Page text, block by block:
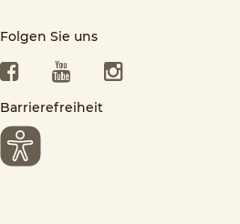
Folgen Sie uns
Facebook YouTubeInstagram
Barrierefreiheit